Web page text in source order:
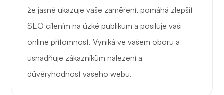
že jasně ukazuje vaše zaměření, pomáhá zlepšit
SEO cílením na úzké publikum a posiluje vaši
online přítomnost. Vyniká ve vašem oboru a
usnadňuje zákazníkům nalezení a
důvěryhodnost vašeho webu.